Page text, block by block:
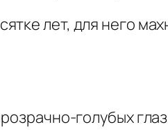
лет, для него
голубых